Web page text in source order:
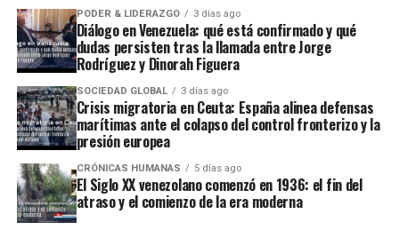
PODER & LIDERAZGO 3 días ago
Diálogo en Venezuela: qué está confirmado y qué
dudas persisten tras la llamada entre Jorge
Rodríguez y Dinorah Figuera
SOCIEDAD GLOBAL 3 días ago
Crisis migratoria en Ceuta: España alinea defensas
marítimas ante el colapso del control fronterizo y la
presión europea
CRÓNICAS HUMANAS 5 días ago
El Siglo XX venezolano comenzó en 1936: el fin del
atraso y el comienzo de la era moderna